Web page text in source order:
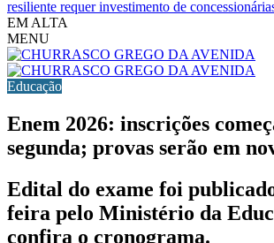
resiliente requer investimento de
EM ALTA
MENU
Educação
Enem 2026: inscrições
segunda; provas serão em
Edital do exame foi
feira pelo Ministério da
confira o cronograma.